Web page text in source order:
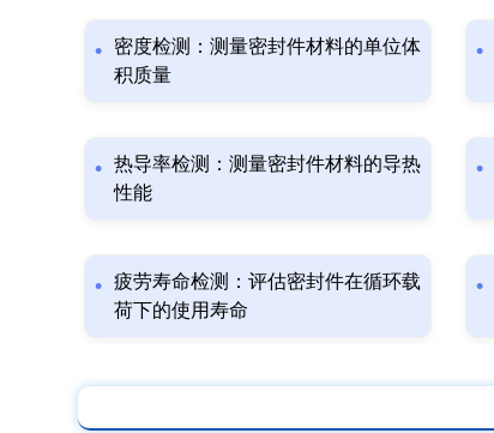
密度检测：测量密封件材料的单位体
积质量
热导率检测：测量密封件材料的导热
性能
疲劳寿命检测：评估密封件在循环载
荷下的使用寿命